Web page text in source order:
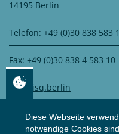
14195 Berlin
Telefon: +49 (0)30 838 583
Fax: +49 (0)30 838 4 583 10
info@isq.berlin
Diese Webseite
notwendige Cookies